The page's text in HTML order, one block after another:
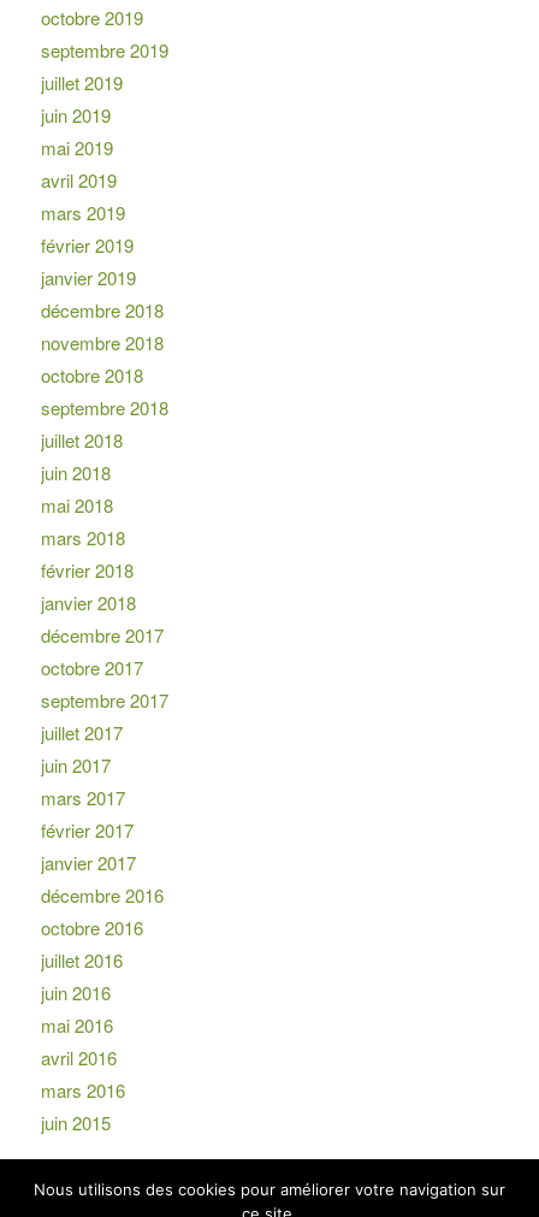
octobre 2019
septembre 2019
juillet 2019
juin 2019
mai 2019
avril 2019
mars 2019
février 2019
janvier 2019
décembre 2018
novembre 2018
octobre 2018
septembre 2018
juillet 2018
juin 2018
mai 2018
mars 2018
février 2018
janvier 2018
décembre 2017
octobre 2017
septembre 2017
juillet 2017
juin 2017
mars 2017
février 2017
janvier 2017
décembre 2016
octobre 2016
juillet 2016
juin 2016
mai 2016
avril 2016
mars 2016
juin 2015
Nous utilisons des cookies pour améliorer votre navigation sur